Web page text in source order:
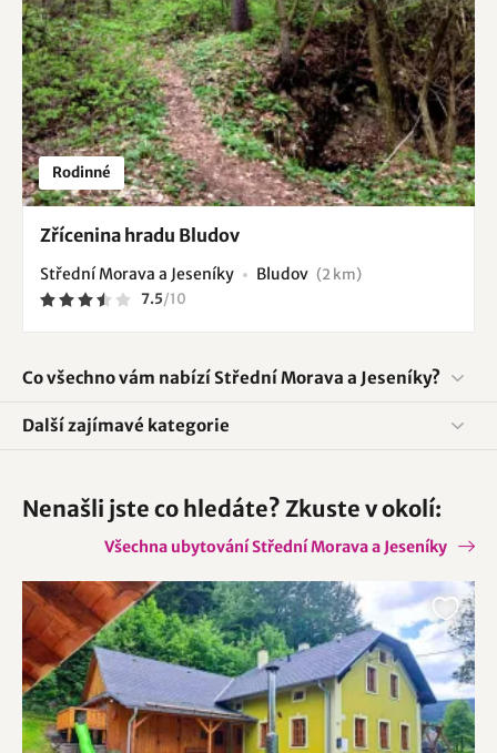
Rodinné
Zřícenina hradu Bludov
Střední Morava a Jeseníky Bludov (2 km)
7.5/10
Co všechno vám nabízí Střední Morava a Jeseníky?
Další zajímavé kategorie
Nenašli jste co hledáte? Zkuste v okolí:
Všechna ubytování Střední Morava a Jeseníky